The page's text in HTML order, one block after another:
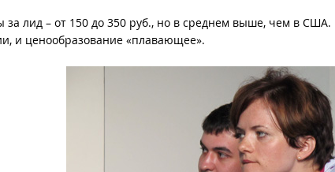
за лид – от 150 до 350 руб., но в среднем выше, чем в США.
и ценообразование «плавающее».